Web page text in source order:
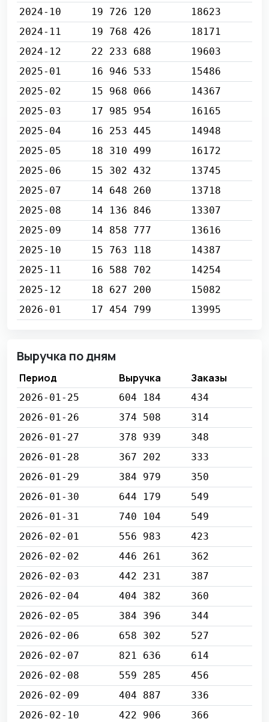
2024-10
19 726 120
18623
2024-11
19 768 426
18171
2024-12
22 233 688
19603
2025-01
16 946 533
15486
2025-02
15 968 066
14367
2025-03
17 985 954
16165
2025-04
16 253 445
14948
2025-05
18 310 499
16172
2025-06
15 302 432
13745
2025-07
14 648 260
13718
2025-08
14 136 846
13307
2025-09
14 858 777
13616
2025-10
15 763 118
14387
2025-11
16 588 702
14254
2025-12
18 627 200
15082
2026-01
17 454 799 13995
Выручка по дням
Период Выручка Заказы
2026-01-25 604 184
434
2026-01-26
374 508
314
2026-01-27
378 939
348
2026-01-28
367 202
333
2026-01-29
384 979
350
2026-01-30
644 179
549
2026-01-31
740 104
549
2026-02-01
556 983
423
2026-02-02
446 261
362
2026-02-03
442 231
387
2026-02-04
404 382
360
2026-02-05
384 396
344
2026-02-06
658 302
527
2026-02-07
821 636
614
2026-02-08
559 285
456
2026-02-09
404 887
336
2026-02-10
422 906
366